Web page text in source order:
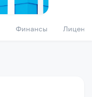
Финансы